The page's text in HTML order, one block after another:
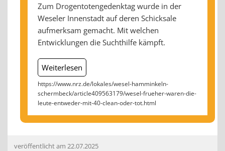
Zum Drogentotengedenktag wurde in der
Weseler Innenstadt auf deren Schicksale
aufmerksam gemacht. Mit welchen
Entwicklungen die Suchthilfe kämpft.
Weiterlesen
https://www.nrz.de/lokales/wesel-hamminkeln-
schermbeck/article409563179/wesel-frueher-waren-die-
leute-entweder-mit-40-clean-oder-tot.html
veröffentlicht am 22.07.2025